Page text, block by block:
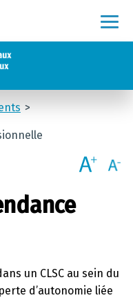
un CLSC au sein du
d’autonomie liée